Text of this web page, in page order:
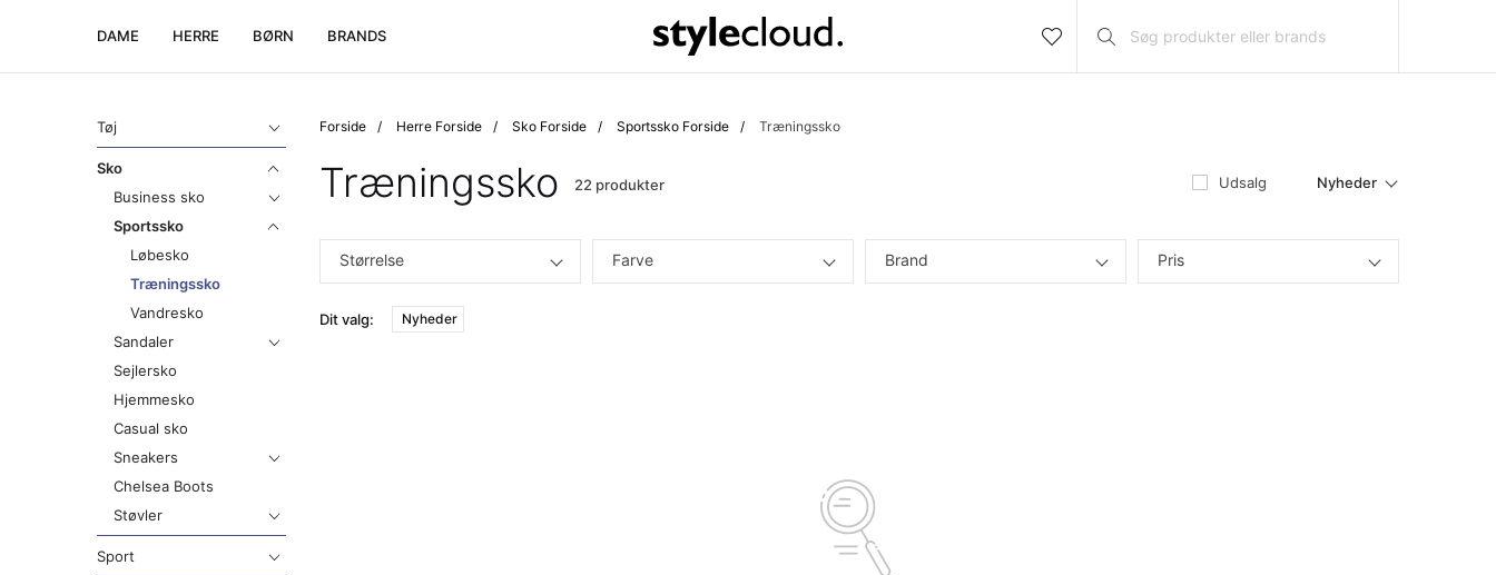
DAME HERRE BØRN BRANDS
Tøj
Sko
Business sko
Sportssko
Løbesko
Træningssko
Vandresko
Sandaler
Sejlersko
Hjemmesko
Casual sko
Sneakers
Chelsea Boots
Støvler
Sport
Forside Herre Forside Sko Forside Sportssko Forside Træningssko
Træningssko 22 produkter Udsalg Nyheder
Størrelse Farve Brand Pris
Dit valg: Nyheder